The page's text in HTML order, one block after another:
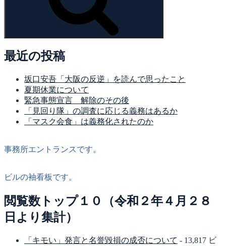
最近の投稿
坂口安吾「大阪の反逆」を読んで思ったこと
夏期休業について
緊急事態宣言 解除のその後
「見回り隊」の調査に応じる義務はあるか
「マスク会食」は義務化されたのか
事務所エントランスです。
ビルの袖看板です。
閲覧数トップ１０（令和２年４月２８
日より集計）
「キモい」発言と名誉毀損の成否について - 13,817 ビ